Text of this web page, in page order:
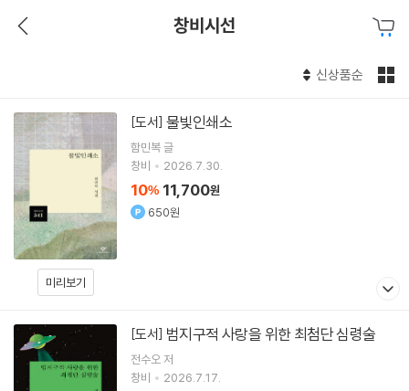
창비시선
신상품순
미리보기
[도서] 물빛인쇄소
함민복글
창비
2026.7.30.
10% 11,700원
650원
[도서] 범지구적 사랑을 위한 최첨단 심령술
전수오 저
창비
2026.7.17.